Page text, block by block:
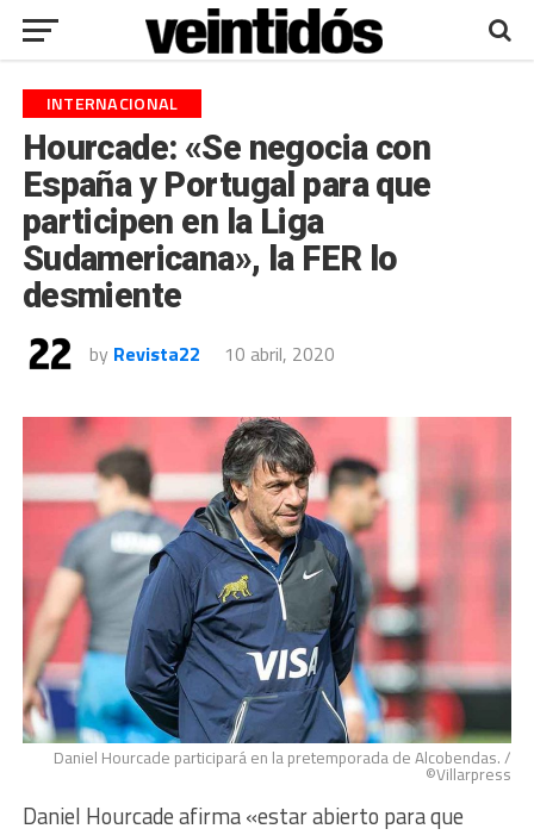
INTERNACIONAL
Hourcade: «Se negocia con
España y Portugal para que
participen en la Liga
Sudamericana», la FER lo
desmiente
by Revista22 10 abril, 2020
Daniel Hourcade participará en la pretemporada de Alcobendas. /
©Villarpress
Daniel Hourcade afirma «estar abierto para que